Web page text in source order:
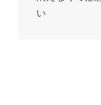
ナ
い